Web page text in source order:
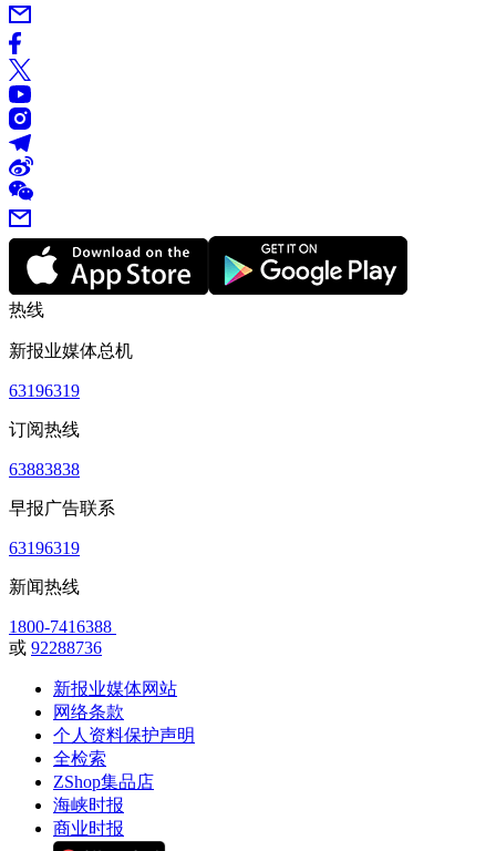
热线
新报业媒体总机
63196319
订阅热线
63883838
早报广告联系
63196319
新闻热线
1800-7416388
或 92288736
新报业媒体网站
网络条款
个人资料保护声明
全检索
ZShop集品店
海峡时报
商业时报